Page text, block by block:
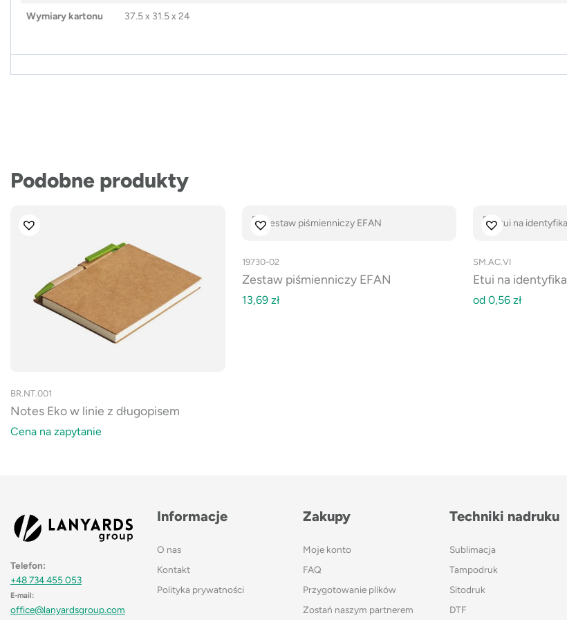
Wymiary kartonu 37.5 x 31.5 x 24
Podobne produkty
BR.NT.001
Notes Eko w linie z długopisem
Cena na zapytanie
19730-02
Zestaw piśmienniczy EFAN
13,69 zł
SM.AC.VI
Etui na
od 0,56 zł
Telefon:
+48 734 455 053
E-mail:
office@lanyardsgroup.com
Informacje
O nas
Kontakt
Polityka prywatności
Zakupy
Moje konto
FAQ
Przygotowanie plików
Zostań naszym partnerem
Techniki nadruku
Sublimacja
Tampodruk
Sitodruk
DTF